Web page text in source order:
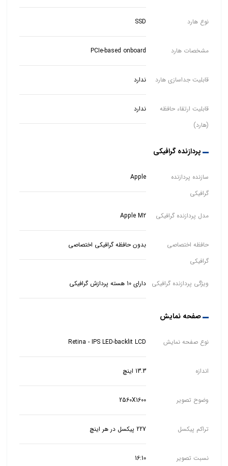
نوع هارد SSD
مشخصات هارد PCIe-based onboard
قابلیت جداسازی هارد ندارد
قابلیت ارتقاء حافظه
(هارد)
ندارد
پردازنده گرافیکی
سازنده پردازنده
گرافیکی
Apple
مدل پردازنده گرافیکی Apple M2
حافظه اختصاصی
گرافیکی
بدون حافظه گرافیکی اختصاصی
ویژگی پردازنده گرافیکی دارای 10 هسته پردازش گرافیکی
صفحه نمایش
نوع صفحه نمایش Retina - IPS LED-backlit LCD
اندازه 13.3 اینچ
وضوح تصویر 2560X1600
تراکم پیکسل 227 پیکسل در هر اینچ
نسبت تصویر 16:10